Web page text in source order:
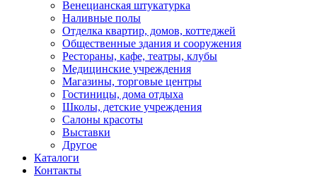
Венецианская штукатурка
Наливные полы
Отделка квартир, домов, коттеджей
Общественные здания и сооружения
Рестораны, кафе, театры, клубы
Медицинские учреждения
Магазины, торговые центры
Гостиницы, дома отдыха
Школы, детские учреждения
Салоны красоты
Выставки
Другое
Каталоги
Контакты